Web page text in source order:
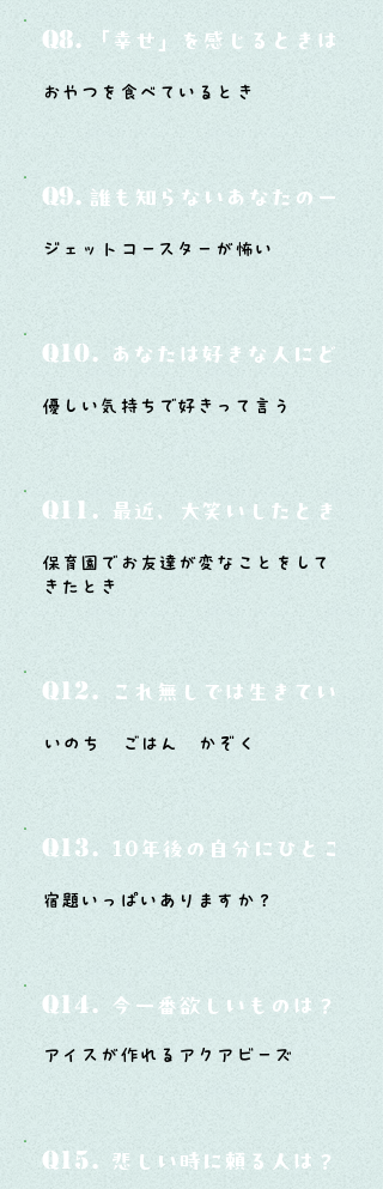
Q8. 「幸せ」を感じるときはどん
おやつを食べているとき
Q9. 誰も知らないあなたの一面は
ジェットコースターが怖い
Q10. あなたは好きな人にどう
優しい気持ちで好きって言う
Q11. 最近、大笑いしたときはど
保育園でお友達が変なことをして
きたとき
Q12. これ無しでは生きていけ
いのち ごはん かぞく
Q13. 10年後の自分にひとこと
宿題いっぱいありますか？
Q14. 今一番欲しいものは？
アイスが作れるアクアビーズ
Q15. 悲しい時に頼る人は？